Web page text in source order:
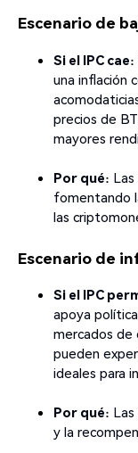
Escenario de
Si el IPC cae:
una inflación
precios de
mayores
Por qué:
fomentando
las
Escenario de
Si el IPC
apoya
mercados de
pueden
ideales para
Por qué:
y la